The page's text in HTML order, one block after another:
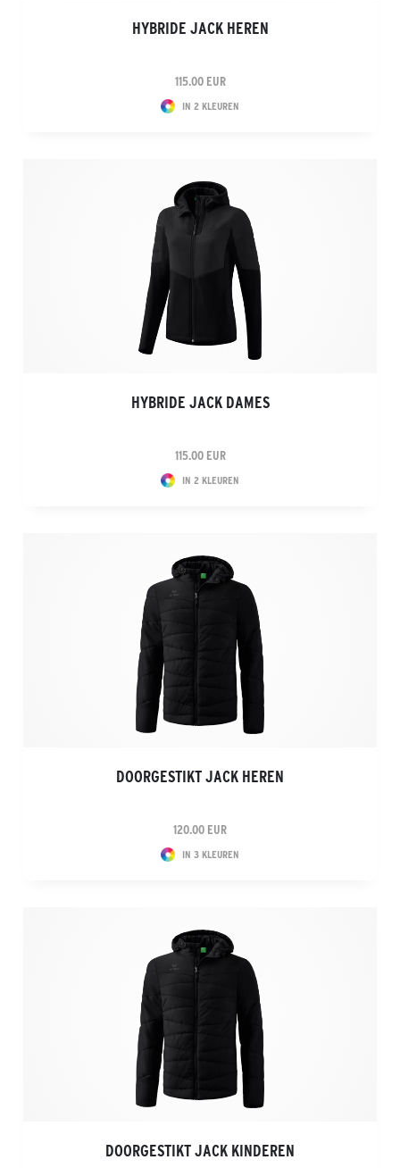
HYBRIDE JACK HEREN
115.00 EUR
IN 2 KLEUREN
HYBRIDE JACK DAMES
115.00 EUR
IN 2 KLEUREN
DOORGESTIKT JACK HEREN
120.00 EUR
IN 3 KLEUREN
DOORGESTIKT JACK KINDEREN